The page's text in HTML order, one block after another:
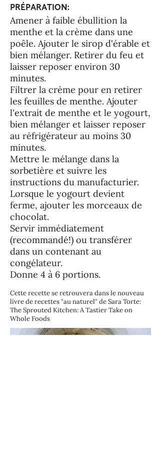
PRÉPARATION:
Amener à faible ébullition la
menthe et la crème dans une
poêle. Ajouter le sirop d'érable et
bien mélanger. Retirer du feu et
laisser reposer environ 30
minutes.
Filtrer la crème pour en retirer
les feuilles de menthe. Ajouter
l'extrait de menthe et le yogourt,
bien mélanger et laisser reposer
au réfrigérateur au moins 30
minutes.
Mettre le mélange dans la
sorbetière et suivre les
instructions du manufacturier.
Lorsque le yogourt devient
ferme, ajouter les morceaux de
chocolat.
Servir immédiatement
(recommandé!) ou transférer
dans un contenant au
congélateur.
Donne 4 à 6 portions.
Cette recette se retrouvera dans le nouveau
livre de recettes "au naturel" de Sara Torte:
The Sprouted Kitchen: A Tastier Take on
Whole Foods